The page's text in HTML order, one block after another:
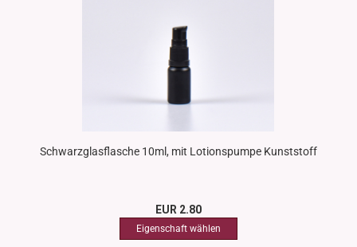
Schwarzglasflasche 10ml, mit Lotionspumpe Kunststoff
EUR 2.80